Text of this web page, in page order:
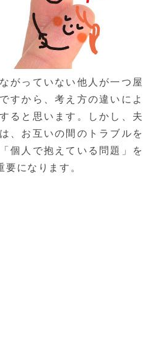
がっていない他人が一つ屋
すから、考え方の違いによ
ると思います。しかし、夫
、お互いの間のトラブルを
個人で抱えている問題」を
になります。